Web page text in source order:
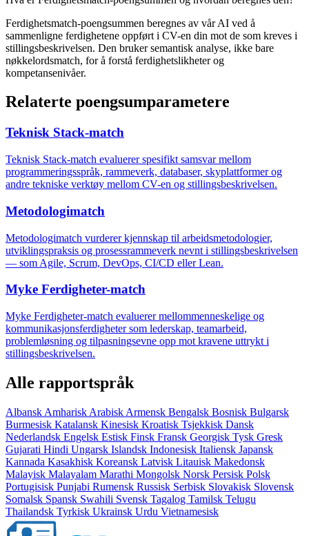
Ferdighetsmatch-poengsummen beregnes av vår AI ved å
sammenligne ferdighetene oppført i CV-en din mot de som kreves i
stillingsbeskrivelsen. Den bruker semantisk analyse, ikke bare
nøkkelordsmatch, for å forstå ferdighetslikheter og
kompetansenivåer.
Relaterte poengsumparametere
Teknisk Stack-match
Teknisk Stack-match evaluerer spesifikt samsvar mellom
programmeringsspråk, rammeverk, databaser, skyplattformer og
andre tekniske verktøy mellom CV-en og stillingsbeskrivelsen.
Metodologimatch
Metodologimatch vurderer kjennskap til arbeidsmetodologier,
utviklingspraksis og prosessrammeverk nevnt i stillingsbeskrivelsen
— som Agile, Scrum, DevOps, CI/CD eller Lean.
Myke Ferdigheter-match
Myke Ferdigheter-match evaluerer mellommenneskelige og
kommunikasjonsferdigheter som lederskap, teamarbeid,
problemløsning og tilpasningsevne opp mot kravene uttrykt i
stillingsbeskrivelsen.
Alle rapportspråk
Albansk Amharisk Arabisk Armensk Bengalsk Bosnisk Bulgarsk
Burmesisk Katalansk Kinesisk Kroatisk Tsjekkisk Dansk
Nederlandsk Engelsk Estisk Finsk Fransk Georgisk Tysk Gresk
Gujarati Hindi Ungarsk Islandsk Indonesisk Italiensk Japansk
Kannada Kasakhisk Koreansk Latvisk Litauisk Makedonsk
Malayisk Malayalam Marathi Mongolsk Norsk Persisk Polsk
Portugisisk Punjabi Rumensk Russisk Serbisk Slovakisk Slovensk
Somalsk Spansk Swahili Svensk Tagalog Tamilsk Telugu
Thailandsk Tyrkisk Ukrainsk Urdu Vietnamesisk